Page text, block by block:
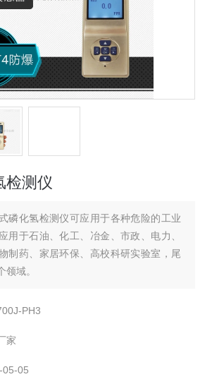
检测仪
磷化氢检测仪可应用于各种危险的工业
用于石油、化工、冶金、市政、电力、
制药、家居环保、高校科研实验室，尾
域。
PH3
家
05-05